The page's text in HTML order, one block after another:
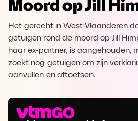
Microsoft Edge
Moord op Jill
Het gerecht in West-Vlaanderen
getuigen rond de moord op Jill
haar ex-partner, is aangehouden,
zoekt nog getuigen om zijn
aanvullen en aftoetsen.